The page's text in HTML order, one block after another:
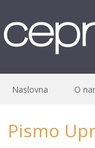
Naslovna O
Pismo